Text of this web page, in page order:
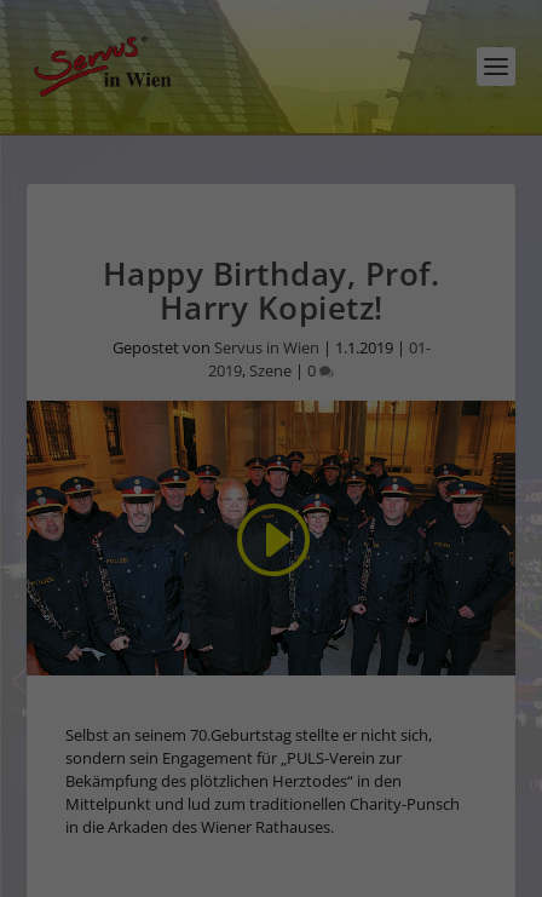
Happy Birthday, Prof.
Harry Kopietz!
Gepostet von Servus in Wien | 1.1.2019| 01-
2019, Szene | 0
Selbst an seinem 70.Geburtstag stellte er nicht sich,
sondern sein Engagement für „PULS-Verein zur
Bekämpfung des plötzlichen Herztodes“ in den
Mittelpunkt und lud zum traditionellen Charity-Punsch
in die Arkaden des Wiener Rathauses.